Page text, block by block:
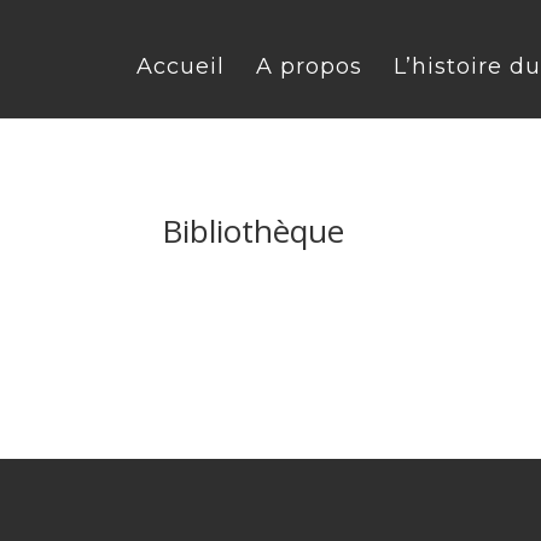
Accueil A propos L’histoire
Bibliothèque